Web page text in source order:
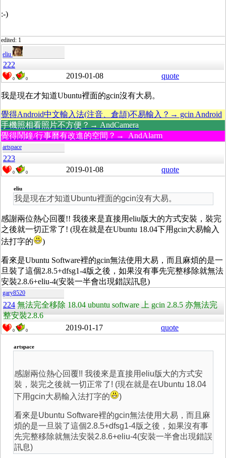
:-)
edited: 1
eliu
222
0 0 2019-01-08 quote
我是現在才知道Ubuntu裡面的gcin沒有大易。
覺得Android中文輸入法(注音、倉頡)不易輸入？→ gcin Android
手機照相看照片不方便？→ AndCamera
覺得鬧鐘/行事曆有改進的空間？→ AndAlarm
artspace
223
0 0 2019-01-08 quote
eliu
我是現在才知道Ubuntu裡面的gcin沒有大易。
感謝兩位熱心回覆!! 我後來是直接用eliu版大的方式安裝，裝完
之後就一切正常了! (現在就是在Ubuntu 18.04下用gcin大易輸入
法打字的
)
看來是Ubuntu Software裡的gcin無法使用大易，而且麻煩的是一
旦裝了這個2.8.5+dfsg1-4版之後，如果沒有事先完整移除就無法
安裝2.8.6+eliu-4(安裝一半會出現錯誤訊息)
gary8520
224 無法完全移除 18.04 ubuntu software 上 gcin 2.8.5 亦無法完
整安裝2.8.6
0 0 2019-01-17 quote
artspace
感謝兩位熱心回覆!! 我後來是直接用eliu版大的方式安
裝，裝完之後就一切正常了! (現在就是在Ubuntu 18.04
下用gcin大易輸入法打字的
)
看來是Ubuntu Software裡的gcin無法使用大易，而且麻
煩的是一旦裝了這個2.8.5+dfsg1-4版之後，如果沒有事
先完整移除就無法安裝2.8.6+eliu-4(安裝一半會出現錯誤
訊息)